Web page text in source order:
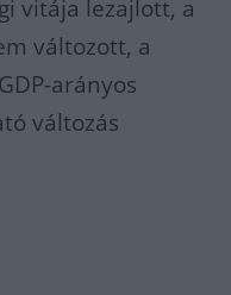
vitája lezajlott, a
változott, a
arányos
változás